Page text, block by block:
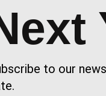
to our